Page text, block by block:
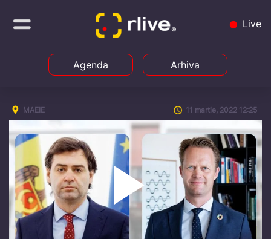
Live
Agenda Arhiva
MAEIE 11 martie, 2022 12:25
Play